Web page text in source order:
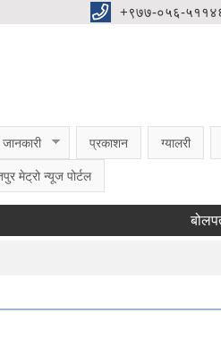
‌‌+९७७-०५६-
प्रकाशन ग्यालरी
मेट्रो न्यूज पोर्टल
बोलपत्र